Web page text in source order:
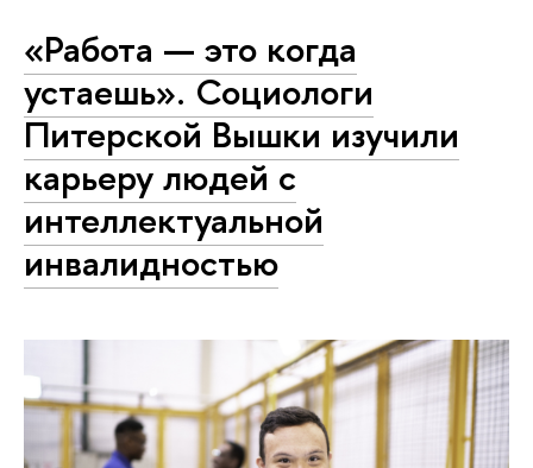
«Работа — это когда
устаешь». Социологи
Питерской Вышки изучили
карьеру людей с
интеллектуальной
инвалидностью